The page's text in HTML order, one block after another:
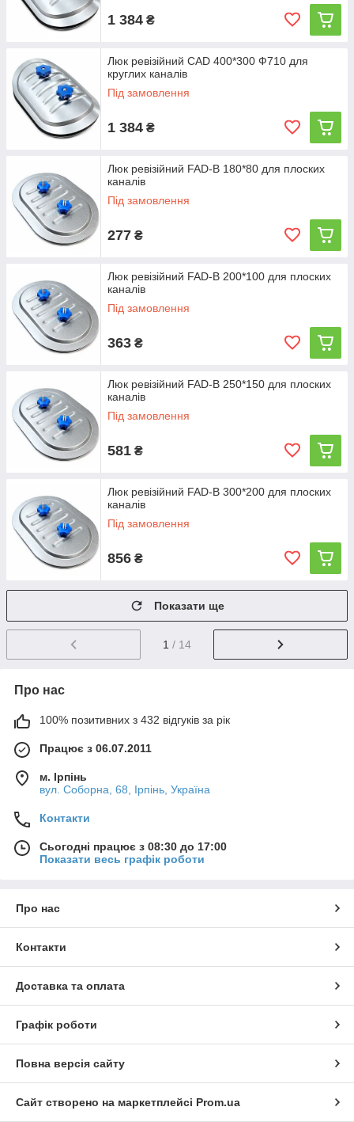
1 384 ₴
Люк ревізійний CAD 400*300 Ф710 для
круглих каналів
Під замовлення
1 384 ₴
Люк ревізійний FAD-B 180*80 для плоских
каналів
Під замовлення
277 ₴
Люк ревізійний FAD-B 200*100 для плоских
каналів
Під замовлення
363 ₴
Люк ревізійний FAD-B 250*150 для плоских
каналів
Під замовлення
581 ₴
Люк ревізійний FAD-B 300*200 для плоских
каналів
Під замовлення
856 ₴
Показати ще
1 / 14
Про нас
100% позитивних з 432 відгуків за рік
Працює з 06.07.2011
м. Ірпінь
вул. Соборна, 68, Ірпінь, Україна
Контакти
Сьогодні працює з 08:30 до 17:00
Показати весь графік роботи
Про нас
Контакти
Доставка та оплата
Графік роботи
Повна версія сайту
Сайт створено на маркетплейсі Prom.ua